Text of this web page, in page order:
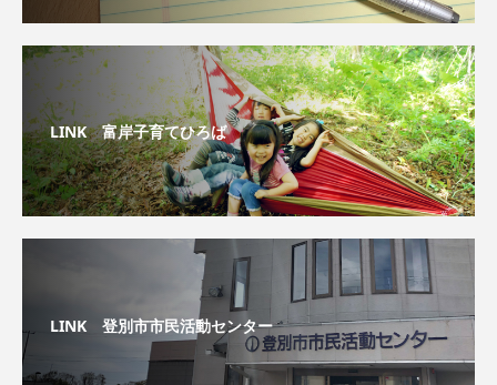
LINK 富岸子育てひろば
LINK 登別市市民活動センター